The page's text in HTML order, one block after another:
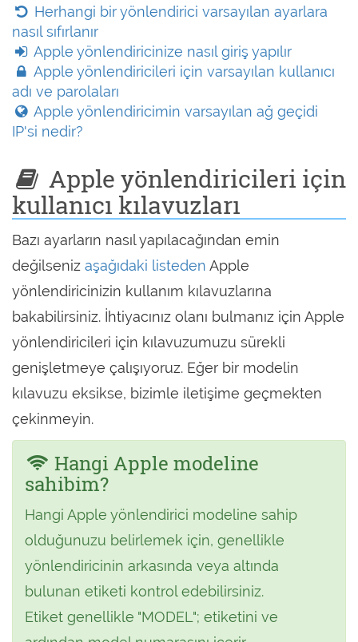
Herhangi bir yönlendirici varsayılan ayarlara
nasıl sıfırlanır
Apple yönlendiricinize nasıl giriş yapılır
Apple yönlendiricileri için varsayılan kullanıcı
adı ve parolaları
Apple yönlendiricimin varsayılan ağ geçidi
IP'si nedir?
Apple yönlendiricileri için
kullanıcı kılavuzları
Bazı ayarların nasıl yapılacağından emin
değilseniz aşağıdaki listeden Apple
yönlendiricinizin kullanım kılavuzlarına
bakabilirsiniz. İhtiyacınız olanı bulmanız için Apple
yönlendiricileri için kılavuzumuzu sürekli
genişletmeye çalışıyoruz. Eğer bir modelin
kılavuzu eksikse, bizimle iletişime geçmekten
çekinmeyin.
Hangi Apple modeline
sahibim?
Hangi Apple yönlendirici modeline sahip
olduğunuzu belirlemek için, genellikle
yönlendiricinin arkasında veya altında
bulunan etiketi kontrol edebilirsiniz.
Etiket genellikle "MODEL"; etiketini ve